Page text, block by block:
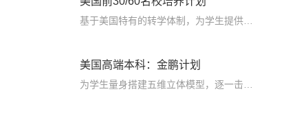
美国高端本科：金鹏计划